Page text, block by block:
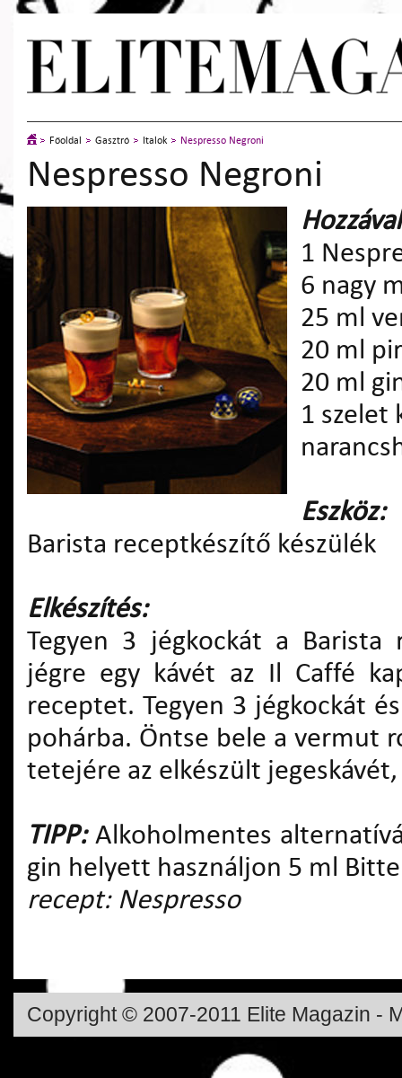
Főoldal Gasztró Italok Nespresso Negroni
Nespresso Negroni
1
6 nagy
25 ml
20 ml
20 ml
1 szelet
Eszköz:
Barista receptkészítő készülék
Elkészítés:
Tegyen 3 jégkockát a Barista
jégre egy kávét az Il Caffé
receptet. Tegyen 3 jégkockát
pohárba. Öntse bele a vermut
tetejére az elkészült
TIPP: Alkoholmentes
gin helyett használjon 5 ml
recept: Nespresso
Copyright © 2007-2011 Elite Magazin -